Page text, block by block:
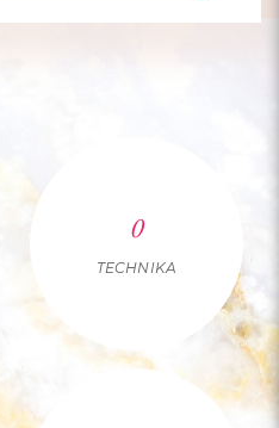
0
TECHNIKA